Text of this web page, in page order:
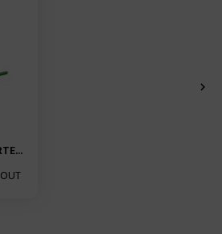
